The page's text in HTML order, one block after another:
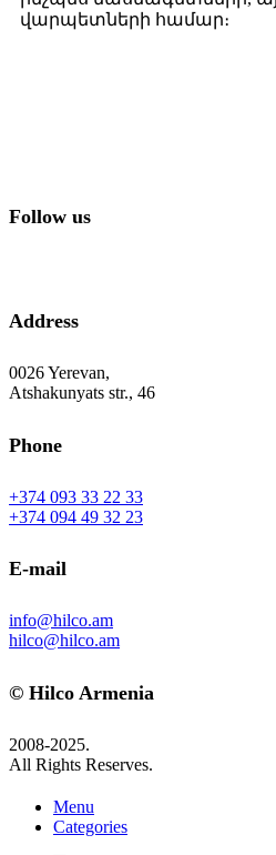
վարպետների համար։
Follow us
Address
0026 Yerevan,
Atshakunyats str., 46
Phone
+374 093 33 22 33
+374 094 49 32 23
E-mail
info@hilco.am
hilco@hilco.am
© Hilco Armenia
2008-2025.
All Rights Reserves.
Menu
Categories